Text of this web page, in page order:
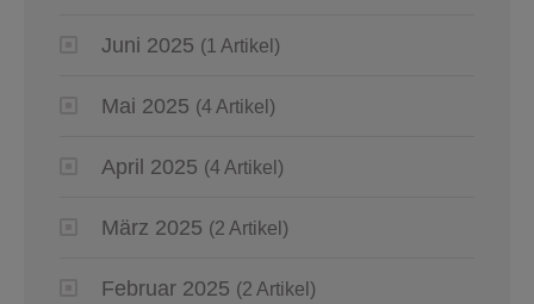
Juni 2025 (1 Artikel)
Mai 2025 (4 Artikel)
April 2025 (4 Artikel)
März 2025 (2 Artikel)
Februar 2025 (2 Artikel)